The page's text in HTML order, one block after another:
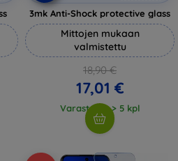
3mk Anti-Shock protective glass
Mittojen mukaan
valmistettu
18,90 €
17,01 €
Varastossa > 5 kpl